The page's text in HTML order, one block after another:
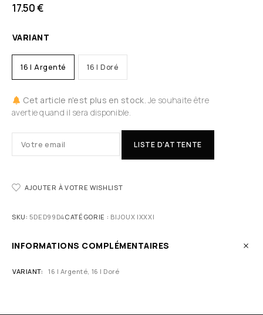
17.50€
VARIANT
16 | Argenté 16 | Doré
Cet article n'est plus en stock. Je souhaite être
avertie quand il sera disponible.
LISTE D'ATTENTE
AJOUTER À VOTRE WISHLIST
SKU:5DED99D4CATÉGORIE : BIJOUX IXXXI
INFORMATIONS COMPLÉMENTAIRES
VARIANT 16 | Argenté, 16 | Doré